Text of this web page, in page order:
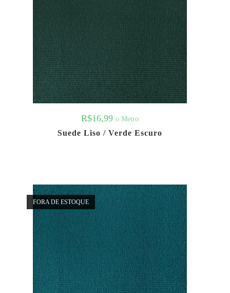
R$16,99 o Metro
Suede Liso / Verde Escuro
FORA DE ESTOQUE